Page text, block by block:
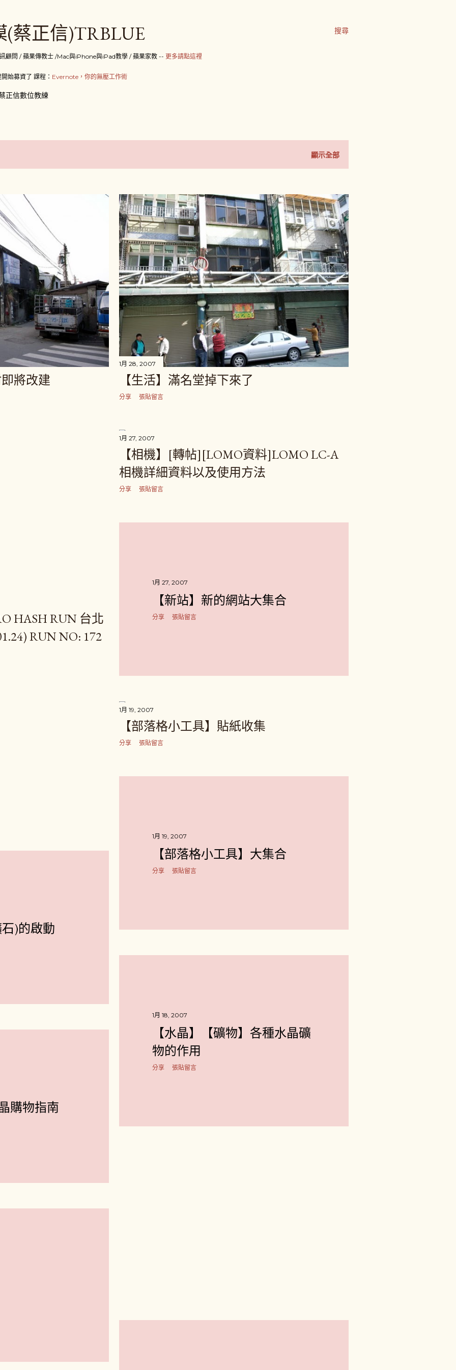
搜尋
(蔡正信)TRBLUE
顧問 / 蘋果傳教士 /Mac與iPhone與iPad教學 / 蘋果家教 -- 更多請點這裡
始募資了 課程： Evernote，你的無壓工作術
正信數位教練
顯示全部
將改建
1月 28, 2007
【生活】滿名堂掉下來了
分享 張貼留言
1月 27, 2007
【相機】[轉帖][LOMO資料]LOMO LC-A
相機詳細資料以及使用方法
分享 張貼留言
1月 27, 2007
【新站】新的網站大集合
分享 張貼留言
HASH RUN 台北
RUN NO: 172
1月 19, 2007
【部落格小工具】貼紙收集
分享 張貼留言
1月 19, 2007
【部落格小工具】大集合
分享 張貼留言
石)的啟動
1月 18, 2007
【水晶】【礦物】各種水晶礦
物的作用
分享 張貼留言
購物指南